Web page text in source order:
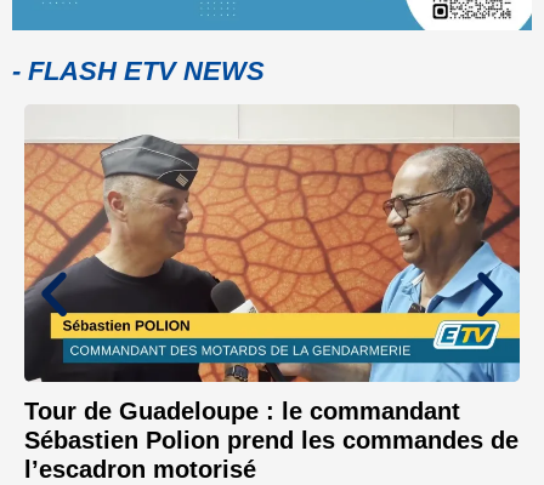
- FLASH ETV NEWS
Tour de Guadeloupe : le commandant
Sébastien Polion prend les commandes de
l’escadron motorisé